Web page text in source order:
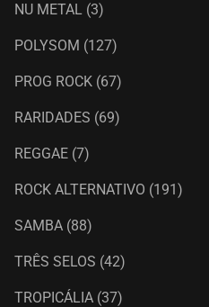
NU METAL (3)
POLYSOM (127)
PROG ROCK (67)
RARIDADES (69)
REGGAE (7)
ROCK ALTERNATIVO (191)
SAMBA (88)
TRÊS SELOS (42)
TROPICÁLIA (37)